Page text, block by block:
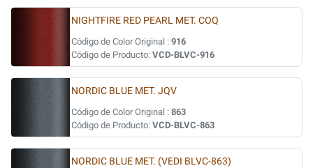
NIGHTFIRE RED PEARL MET. COQ
Código de Color Original : 916
Código de Producto: VCD-BLVC-916
NORDIC BLUE MET. JQV
Código de Color Original : 863
Código de Producto: VCD-BLVC-863
NORDIC BLUE MET. (VEDI BLVC-863)